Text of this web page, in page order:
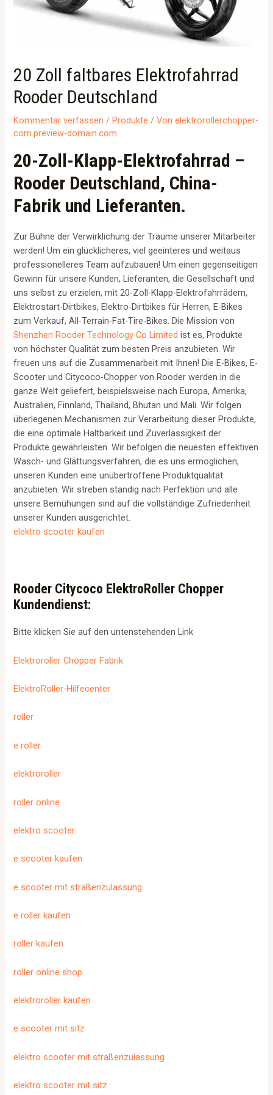
20 Zoll faltbares Elektrofahrrad
Rooder Deutschland
Kommentar verfassen /Produkte / Vonelektrorollerchopper-
com.preview-domain.com
20-Zoll-Klapp-Elektrofahrrad –
Rooder Deutschland, China-
Fabrik und Lieferanten.
Zur Bühne der Verwirklichung der Träume unserer Mitarbeiter
werden! Um ein glücklicheres, viel geeinteres und weitaus
professionelleres Team aufzubauen! Um einen gegenseitigen
Gewinn für unsere Kunden, Lieferanten, die Gesellschaft und
uns selbst zu erzielen, mit 20-Zoll-Klapp-Elektrofahrrädern,
Elektrostart-Dirtbikes, Elektro-Dirtbikes für Herren, E-Bikes
zum Verkauf, All-Terrain-Fat-Tire-Bikes. Die Mission von
Shenzhen Rooder Technology Co Limited ist es, Produkte
von höchster Qualität zum besten Preis anzubieten. Wir
freuen uns auf die Zusammenarbeit mit Ihnen! Die E-Bikes, E-
Scooter und Citycoco-Chopper von Rooder werden in die
ganze Welt geliefert, beispielsweise nach Europa, Amerika,
Australien, Finnland, Thailand, Bhutan und Mali. Wir folgen
überlegenen Mechanismen zur Verarbeitung dieser Produkte,
die eine optimale Haltbarkeit und Zuverlässigkeit der
Produkte gewährleisten. Wir befolgen die neuesten effektiven
Wasch- und Glättungsverfahren, die es uns ermöglichen,
unseren Kunden eine unübertroffene Produktqualität
anzubieten. Wir streben ständig nach Perfektion und alle
unsere Bemühungen sind auf die vollständige Zufriedenheit
unserer Kunden ausgerichtet.
elektro scooter kaufen
Rooder Citycoco ElektroRoller Chopper
Kundendienst:
Bitte klicken Sie auf den untenstehenden Link
Elektroroller Chopper Fabrik
ElektroRoller-Hilfecenter
roller
e roller
elektroroller
roller online
elektro scooter
e scooter kaufen
e scooter mit straßenzulassung
e roller kaufen
roller kaufen
roller online shop
elektroroller kaufen
e scooter mit sitz
elektro scooter mit straßenzulassung
elektro scooter mit sitz